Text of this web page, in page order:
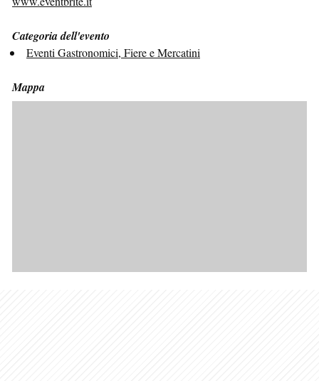
Categoria dell'evento
Eventi Gastronomici, Fiere e Mercatini
Mappa